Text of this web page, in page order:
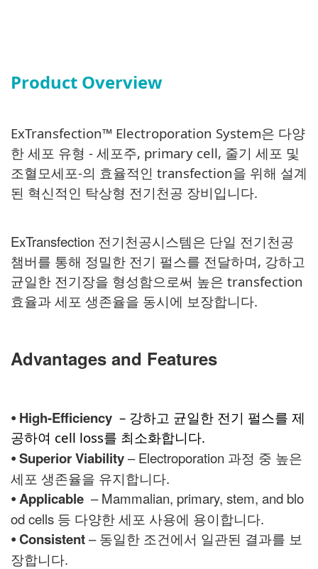
Product Overview
ExTransfection™ Electroporation System은 다양
한 세포 유형 - 세포주, primary cell, 줄기 세포 및
조혈모세포-의 효율적인 transfection을 위해 설계
된 혁신적인 탁상형 전기천공 장비입니다.
ExTransfection 전기천공시스템은 단일 전기천공
챔버를 통해 정밀한 전기 펄스를 전달하며, 강하고
균일한 전기장을 형성함으로써 높은 transfection
효율과 세포 생존율을 동시에 보장합니다.
Advantages and Features
⦁ High-Efficiency – 강하고 균일한 전기 펄스를 제
공하여 cell loss를 최소화합니다.
⦁Superior Viability– Electroporation 과정 중 높은
세포 생존율을 유지합니다.
⦁Applicable – Mammalian, primary, stem, and blo
od cells 등 다양한 세포 사용에 용이합니다.
⦁Consistent– 동일한 조건에서 일관된 결과를 보
장합니다.